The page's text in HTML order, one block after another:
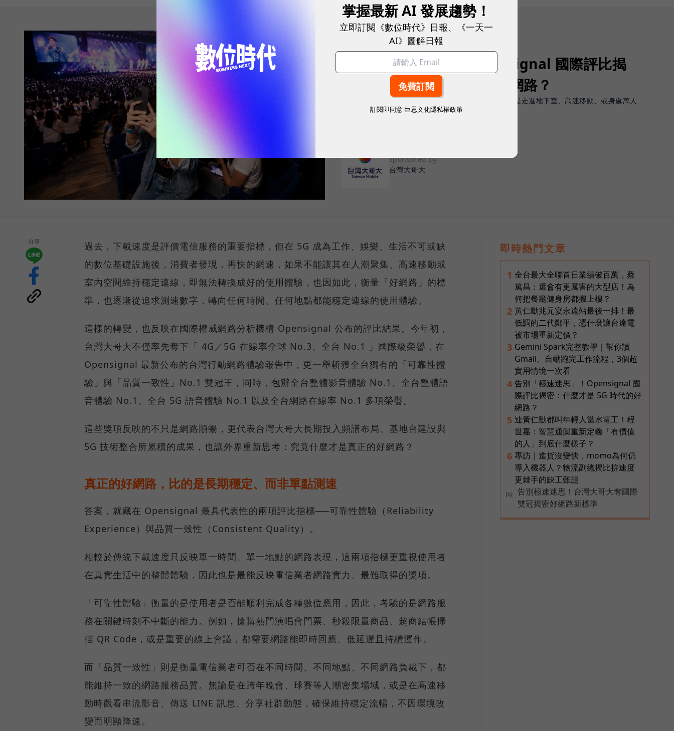
3C生活
告別「極速迷思」！Opensignal 國際評比揭
密：什麼才是 5G 時代的好網路？
真正好用的網路服務，不是測速軟體上的瞬間峰值，而是走進地下室、高速移動、或身處萬人
演唱會時，網路連線依然穩定、順暢且不中斷。
sponsored by
台灣大哥大
分享
過去，下載速度是評價電信服務的重要指標，但在 5G 成為工作、娛樂、生活不可或缺
的數位基礎設施後，消費者發現，再快的網速，如果不能讓其在人潮聚集、高速移動或
室內空間維持穩定連線，即無法轉換成好的使用體驗，也因如此，衡量「好網路」的標
準，也逐漸從追求測速數字，轉向任何時間、任何地點都能穩定連線的使用體驗。
這樣的轉變，也反映在國際權威網路分析機構 Opensignal 公布的評比結果。今年初，
台灣大哥大不僅率先奪下「 4G／5G 在線率全球 No.3、全台 No.1 」國際級榮譽，在
Opensignal 最新公布的台灣行動網路體驗報告中，更一舉斬獲全台獨有的「可靠性體
驗」與「品質一致性」No.1 雙冠王，同時，包辦全台整體影音體驗 No.1、全台整體語
音體驗 No.1、全台 5G 語音體驗 No.1 以及全台網路在線率 No.1 多項榮譽。
這些獎項反映的不只是網路順暢，更代表台灣大哥大長期投入頻譜布局、基地台建設與
5G 技術整合所累積的成果，也讓外界重新思考：究竟什麼才是真正的好網路？
真正的好網路，比的是長期穩定、而非單點測速
答案，就藏在 Opensignal 最具代表性的兩項評比指標──可靠性體驗（Reliability
Experience）與品質一致性（Consistent Quality）。
相較於傳統下載速度只反映單一時間、單一地點的網路表現，這兩項指標更重視使用者
在真實生活中的整體體驗，因此也是最能反映電信業者網路實力、最難取得的獎項。
「可靠性體驗」衡量的是使用者是否能順利完成各種數位應用，因此，考驗的是網路服
務在關鍵時刻不中斷的能力。例如，搶購熱門演唱會門票、秒殺限量商品、超商結帳掃
描 QR Code，或是重要的線上會議，都需要網路能即時回應、低延遲且持續運作。
而「品質一致性」則是衡量電信業者可否在不同時間、不同地點、不同網路負載下，都
能維持一致的網路服務品質。無論是在跨年晚會、球賽等人潮密集場域，或是在高速移
動時觀看串流影音、傳送 LINE 訊息、分享社群動態，確保維持穩定流暢，不因環境改
變而明顯降速。
即時熱門文章
1 全台最大全聯首日業績破百萬，蔡
篤昌：還會有更厲害的大型店！為
何把餐廳健身房都搬上樓？
2 黃仁勳兆元宴永遠站最後一排！最
低調的二代鄭平，憑什麼讓台達電
被市場重新定價？
3 Gemini Spark完整教學｜幫你讀
Gmail、自動跑完工作流程，3個超
實用情境一次看
4 告別「極速迷思」！Opensignal 國
際評比揭密：什麼才是 5G 時代的好
網路？
5 連黃仁勳都叫年輕人當水電工！程
世嘉：智慧通膨重新定義「有價值
的人」到底什麼樣子？
6 專訪｜進貨沒變快，momo為何仍
導入機器人？物流副總揭比拚速度
更棘手的缺工難題
PR
告別極速迷思！台灣大哥大奪國際
雙冠揭密好網路新標準
掌握最新 AI 發展趨勢！
立即訂閱《數位時代》日報、《一天一
AI》圖解日報
訂閱即同意 巨思文化隱私權政策